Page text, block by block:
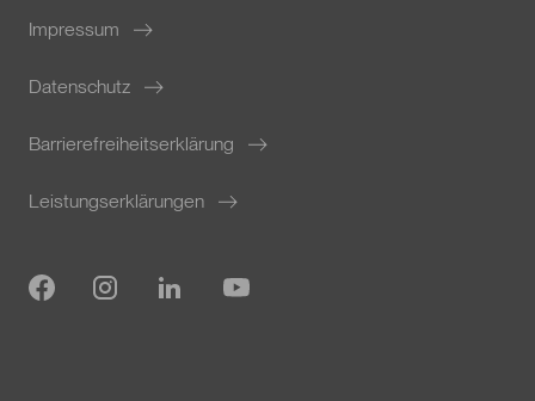
Impressum
Datenschutz
Barrierefreiheitserklärung
Leistungserklärungen